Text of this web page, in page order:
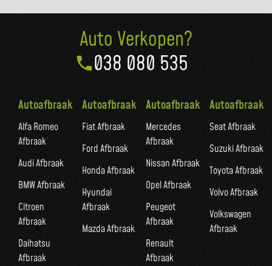
Auto Verkopen?
038 080 535
Autoafbraak
Alfa Romeo
Afbraak
Audi Afbraak
BMW Afbraak
Citroen
Afbraak
Daihatsu
Afbraak
Autoafbraak
Fiat Afbraak
Ford Afbraak
Honda Afbraak
Hyundai
Afbraak
Mazda Afbraak
Autoafbraak
Mercedes
Afbraak
Nissan Afbraak
Opel Afbraak
Peugeot
Afbraak
Renault
Afbraak
Autoafbraak
Seat Afbraak
Suzuki Afbraak
Toyota Afbraak
Volvo Afbraak
Volkswagen
Afbraak